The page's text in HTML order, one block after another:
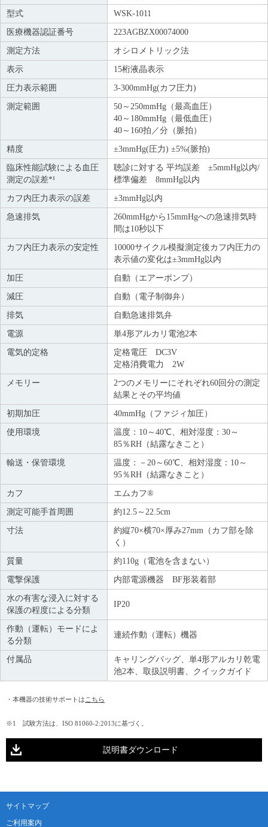
型式 WSK-1011
医療機器認証番号 223AGBZX00074000
測定方法 オシロメトリック法
表示 15桁液晶表示
圧力表示範囲 3-300mmHg(カフ圧力)
測定範囲
50～250mmHg（最高血圧）
40～180mmHg（最低血圧）
40～160拍／分（脈拍）
精度 ±3mmHg(圧力) ±5%(脈拍)
臨床性能試験による血圧
測定の誤差*¹
聴診に対する 平均誤差 ±5mmHg以内/
標準偏差 8mmHg以内
カフ内圧力表示の誤差 ±3mmHg以内
急速排気
260mmHgから15mmHgへの急速排気時
間は10秒以下
カフ内圧力表示の安定性
10000サイクル模擬測定後カフ内圧力の
表示値の変化は±3mmHg以内
加圧 自動（エアーポンプ）
減圧 自動（電子制御弁）
排気 自動急速排気弁
電源 単4形アルカリ電池2本
電気的定格
定格電圧 DC3V
定格消費電力 2W
メモリー
2つのメモリーにそれぞれ60回分の測定
結果とその平均値
初期加圧 40mmHg（ファジィ加圧）
使用環境
温度：10～40℃、相対湿度：30～
85％RH（結露なきこと）
輸送・保管環境
温度：－20～60℃、相対湿度：10～
95％RH（結露なきこと）
カフ エムカフ®
測定可能手首周囲 約12.5～22.5cm
寸法
約縦70×横70×厚み27mm（カフ部を除
く）
質量 約110g（電池を含まない）
電撃保護 内部電源機器 BF形装着部
水の有害な浸入に対する
保護の程度による分類
IP20
作動（運転）モードによ
る分類
連続作動（運転）機器
付属品
キャリングバッグ、単4形アルカリ乾電
池2本、取扱説明書、クイックガイド
・本機器の技術サポートは こちら
※1 試験方法は、ISO 81060-2:2013に基づく。
説明書ダウンロード
サイトマップ
ご利用案内